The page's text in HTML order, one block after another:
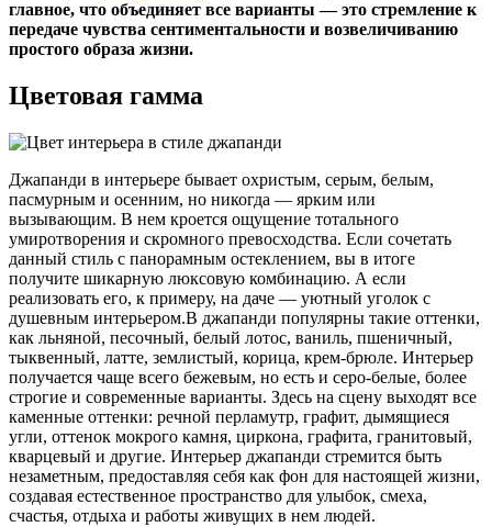
главное, что объединяет все варианты — это стремление к
передаче чувства сентиментальности и возвеличиванию
простого образа жизни.
Цветовая гамма
Джапанди в интерьере бывает охристым, серым, белым,
пасмурным и осенним, но никогда — ярким или
вызывающим. В нем кроется ощущение тотального
умиротворения и скромного превосходства. Если сочетать
данный стиль с панорамным остеклением, вы в итоге
получите шикарную люксовую комбинацию. А если
реализовать его, к примеру, на даче — уютный уголок с
душевным интерьером.В джапанди популярны такие оттенки,
как льняной, песочный, белый лотос, ваниль, пшеничный,
тыквенный, латте, землистый, корица, крем-брюле. Интерьер
получается чаще всего бежевым, но есть и серо-белые, более
строгие и современные варианты. Здесь на сцену выходят все
каменные оттенки: речной перламутр, графит, дымящиеся
угли, оттенок мокрого камня, циркона, графита, гранитовый,
кварцевый и другие. Интерьер джапанди стремится быть
незаметным, предоставляя себя как фон для настоящей жизни,
создавая естественное пространство для улыбок, смеха,
счастья, отдыха и работы живущих в нем людей.